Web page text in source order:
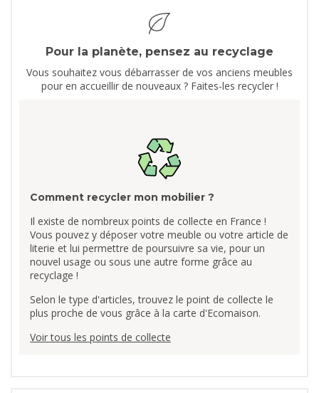
Pour la planète, pensez au recyclage
Vous souhaitez vous débarrasser de vos anciens meubles
pour en accueillir de nouveaux ? Faites-les recycler !
Comment recycler mon mobilier ?
Il existe de nombreux points de collecte en France !
Vous pouvez y déposer votre meuble ou votre article de
literie et lui permettre de poursuivre sa vie, pour un
nouvel usage ou sous une autre forme grâce au
recyclage !
Selon le type d'articles, trouvez le point de collecte le
plus proche de vous grâce à la carte d'Ecomaison.
Voir tous les points de collecte